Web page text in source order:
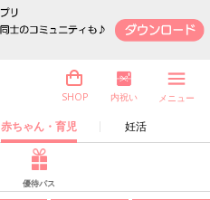
赤ちゃん・育児 妊活
SHOP 内祝い メニュー
優待パス